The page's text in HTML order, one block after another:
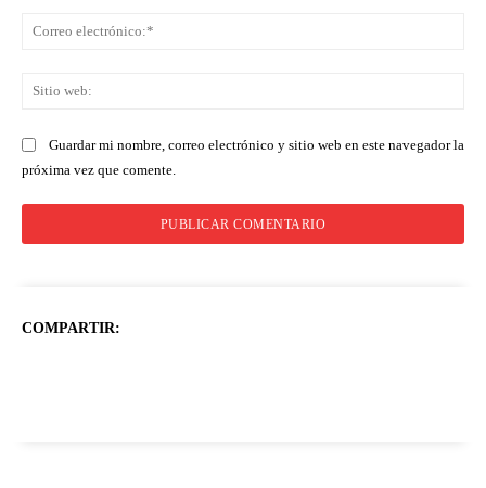
Guardar mi nombre, correo electrónico y sitio web en este navegador la
próxima vez que comente.
COMPARTIR: